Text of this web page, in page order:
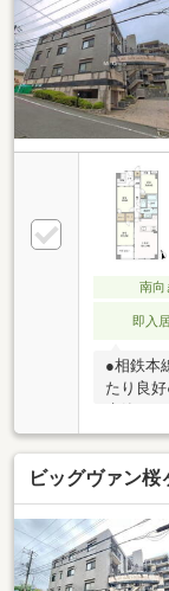
南向
即入
●相鉄本
たり良
入、洗
器、フ
ロアタ
クロー
ビッグヴァン